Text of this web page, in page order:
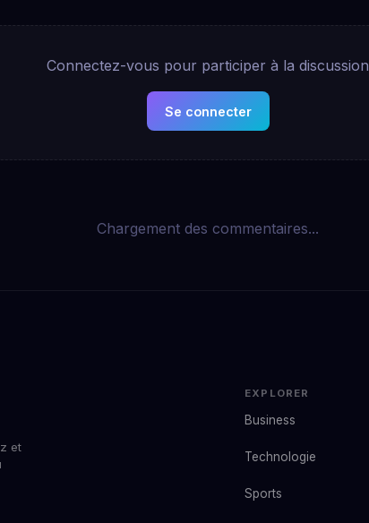
Connectez-vous pour participer à la discussion
Se connecter
Chargement des commentaires...
et
EXPLORER
Business
Technologie
Sports